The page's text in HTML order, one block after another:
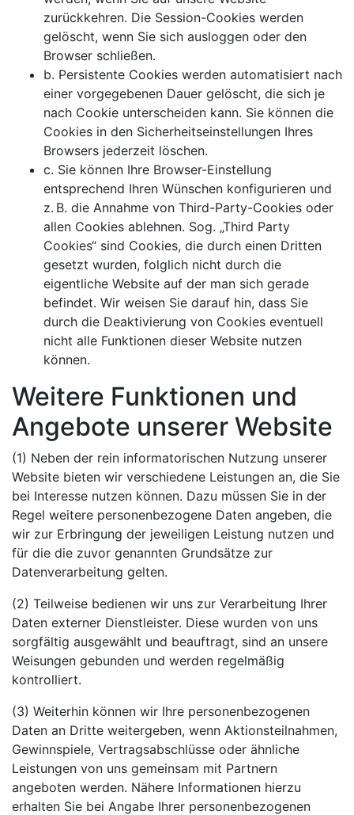
zurückkehren. Die Session-Cookies werden
gelöscht, wenn Sie sich ausloggen oder den
Browser schließen.
b. Persistente Cookies werden automatisiert nach
einer vorgegebenen Dauer gelöscht, die sich je
nach Cookie unterscheiden kann. Sie können die
Cookies in den Sicherheitseinstellungen Ihres
Browsers jederzeit löschen.
c. Sie können Ihre Browser-Einstellung
entsprechend Ihren Wünschen konfigurieren und
z. B. die Annahme von Third-Party-Cookies oder
allen Cookies ablehnen. Sog. „Third Party
Cookies“ sind Cookies, die durch einen Dritten
gesetzt wurden, folglich nicht durch die
eigentliche Website auf der man sich gerade
befindet. Wir weisen Sie darauf hin, dass Sie
durch die Deaktivierung von Cookies eventuell
nicht alle Funktionen dieser Website nutzen
können.
Weitere Funktionen und
Angebote unserer Website
(1) Neben der rein informatorischen Nutzung unserer
Website bieten wir verschiedene Leistungen an, die Sie
bei Interesse nutzen können. Dazu müssen Sie in der
Regel weitere personenbezogene Daten angeben, die
wir zur Erbringung der jeweiligen Leistung nutzen und
für die die zuvor genannten Grundsätze zur
Datenverarbeitung gelten.
(2) Teilweise bedienen wir uns zur Verarbeitung Ihrer
Daten externer Dienstleister. Diese wurden von uns
sorgfältig ausgewählt und beauftragt, sind an unsere
Weisungen gebunden und werden regelmäßig
kontrolliert.
(3) Weiterhin können wir Ihre personenbezogenen
Daten an Dritte weitergeben, wenn Aktionsteilnahmen,
Gewinnspiele, Vertragsabschlüsse oder ähnliche
Leistungen von uns gemeinsam mit Partnern
angeboten werden. Nähere Informationen hierzu
erhalten Sie bei Angabe Ihrer personenbezogenen